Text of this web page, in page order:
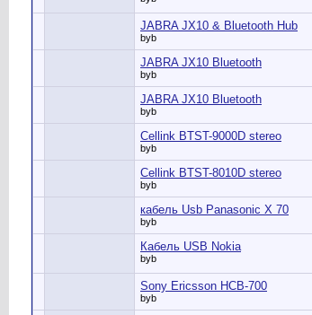
JABRA JX10 & Bluetooth Hub
byb
JABRA JX10 Bluetooth
byb
JABRA JX10 Bluetooth
byb
Cellink BTST-9000D stereo
byb
Cellink BTST-8010D stereo
byb
кабель Usb Panasonic X 70
byb
Кабель USB Nokia
byb
Sony Ericsson HCB-700
byb